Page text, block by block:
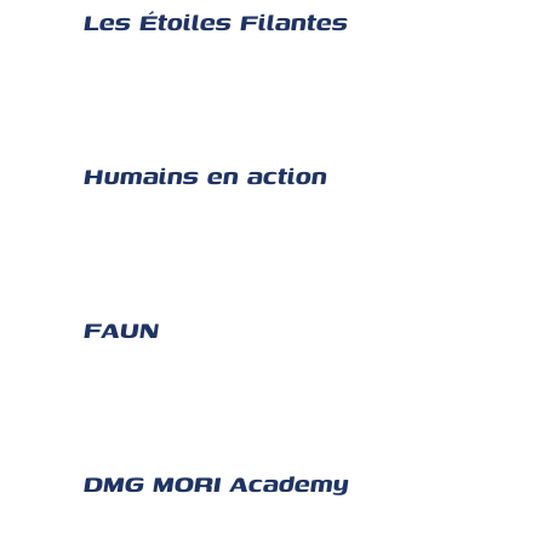
Les Étoiles Filantes
Humains en action
FAUN
DMG MORI Academy